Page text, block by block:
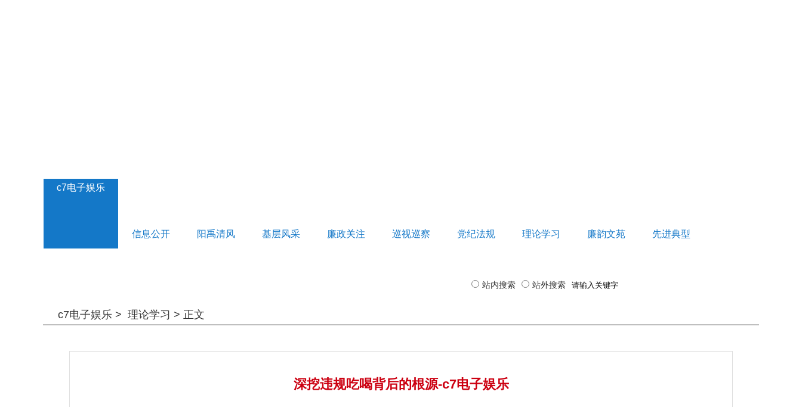
c7电子娱乐
信息公开 阳禹清风 基层风采 廉政关注 巡视巡察 党纪法规 理论学习 廉韵文苑 先进典型
站内搜索 站外搜索
c7电子娱乐 > 理论学习 > 正文
深挖违规吃喝背后的根源-c7电子娱乐